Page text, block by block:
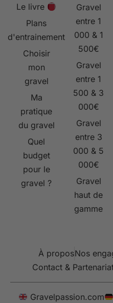
Le livre
Plans
d'entrainement
Choisir
mon
gravel
Ma
pratique
du gravel
Quel
budget
pour le
gravel ?
Gravel
entre 1
000 & 1
500€
Gravel
entre 1
500 & 3
000€
Gravel
entre 3
000 & 5
000€
Gravel
haut de
gamme
À proposNos
Contact &
Gravelpassion.com